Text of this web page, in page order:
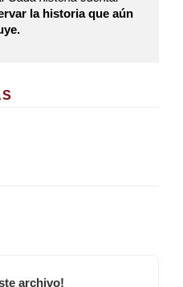
la historia que aún
archivo!